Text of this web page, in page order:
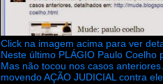
Click na imagem acima para ver
Neste último PLÁGIO Paulo Coelho
Mas não tocou nos casos
movendo AÇÃO JUDICIAL contra ele.